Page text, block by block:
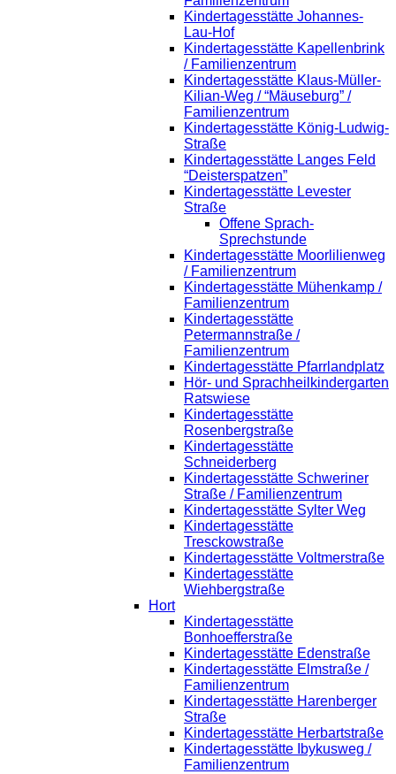
Kindertagesstätte Johannes-
Lau-Hof
Kindertagesstätte Kapellenbrink
/ Familienzentrum
Kindertagesstätte Klaus-Müller-
Kilian-Weg / “Mäuseburg” /
Familienzentrum
Kindertagesstätte König-Ludwig-
Straße
Kindertagesstätte Langes Feld
“Deisterspatzen”
Kindertagesstätte Levester
Straße
Offene Sprach-
Sprechstunde
Kindertagesstätte Moorlilienweg
/ Familienzentrum
Kindertagesstätte Mühenkamp /
Familienzentrum
Kindertagesstätte
Petermannstraße /
Familienzentrum
Kindertagesstätte Pfarrlandplatz
Hör- und Sprachheilkindergarten
Ratswiese
Kindertagesstätte
Rosenbergstraße
Kindertagesstätte
Schneiderberg
Kindertagesstätte Schweriner
Straße / Familienzentrum
Kindertagesstätte Sylter Weg
Kindertagesstätte
Tresckowstraße
Kindertagesstätte Voltmerstraße
Kindertagesstätte
Wiehbergstraße
Hort
Kindertagesstätte
Bonhoefferstraße
Kindertagesstätte Edenstraße
Kindertagesstätte Elmstraße /
Familienzentrum
Kindertagesstätte Harenberger
Straße
Kindertagesstätte Herbartstraße
Kindertagesstätte Ibykusweg /
Familienzentrum